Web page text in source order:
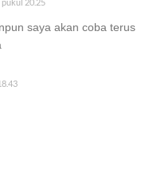
saya akan coba terus